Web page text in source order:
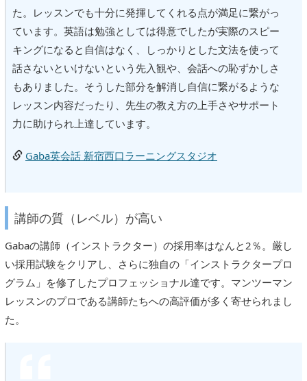
た。レッスンでも十分に発揮してくれる点が満足に繋がっ
ています。英語は勉強としては得意でしたが実際のスピー
キングになると自信はなく、しっかりとした文法を使って
話さないといけないという先入観や、会話への恥ずかしさ
もありました。そうした部分を解消し自信に繋がるような
レッスン内容だったり、先生の教え方の上手さやサポート
力に助けられ上達しています。
Gaba英会話 新宿西口ラーニングスタジオ
講師の質（レベル）が高い
Gabaの講師（インストラクター）の採用率はなんと2％。厳し
い採用試験をクリアし、さらに独自の「インストラクタープロ
グラム」を修了したプロフェッショナル達です。マンツーマン
レッスンのプロである講師たちへの高評価が多く寄せられまし
た。